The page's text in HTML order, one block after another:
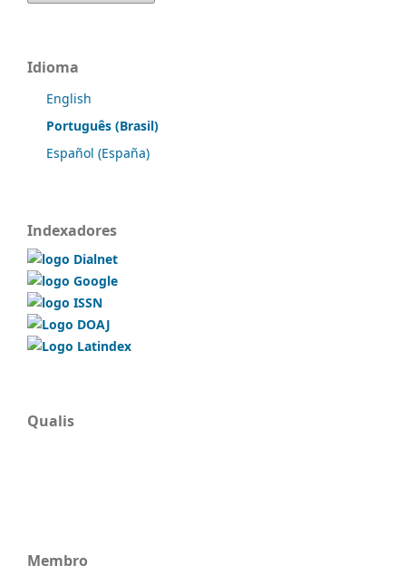
Idioma
English
Português (Brasil)
Español (España)
Indexadores
Qualis
Membro